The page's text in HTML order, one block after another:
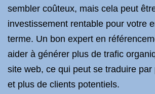
sembler coûteux, mais cela peut
investissement rentable pour votre
terme. Un bon expert en
aider à générer plus de trafic
site web, ce qui peut se traduire
et plus de clients potentiels.